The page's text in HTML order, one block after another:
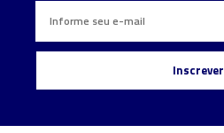
Inscrever